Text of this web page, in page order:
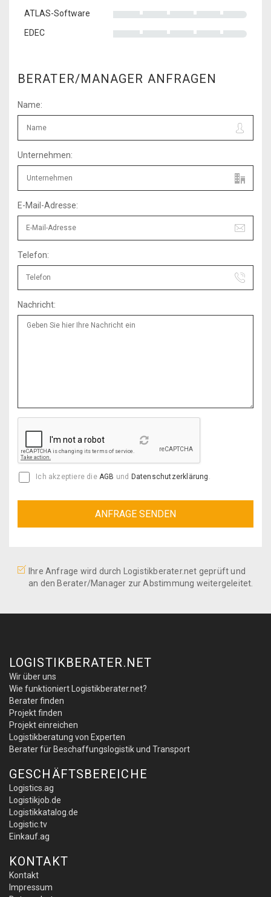
ATLAS-Software
EDEC
BERATER/MANAGER ANFRAGEN
Name:
Unternehmen:
E-Mail-Adresse:
Telefon:
Nachricht:
Reload
Ich akzeptiere die AGB und Datenschutzerklärung .
Ihre Anfrage wird durch Logistikberater.net geprüft und
an den Berater/Manager zur Abstimmung weitergeleitet.
LOGISTIKBERATER.NET
Wir über uns
Wie funktioniert Logistikberater.net?
Berater finden
Projekt finden
Projekt einreichen
Logistikberatung von Experten
Berater für Beschaffungslogistik und Transport
GESCHÄFTSBEREICHE
Logistics.ag
Logistikjob.de
Logistikkatalog.de
Logistic.tv
Einkauf.ag
KONTAKT
Kontakt
Impressum